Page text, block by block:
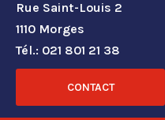
Rue Saint-Louis 2
1110 Morges
Tél.: 021 801 21 38
CONTACT